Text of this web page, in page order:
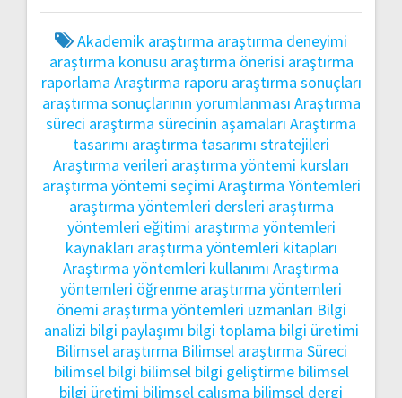
Akademik araştırma araştırma deneyimi
araştırma konusu araştırma önerisi araştırma
raporlama Araştırma raporu araştırma sonuçları
araştırma sonuçlarının yorumlanması Araştırma
süreci araştırma sürecinin aşamaları Araştırma
tasarımı araştırma tasarımı stratejileri
Araştırma verileri araştırma yöntemi kursları
araştırma yöntemi seçimi Araştırma Yöntemleri
araştırma yöntemleri dersleri araştırma
yöntemleri eğitimi araştırma yöntemleri
kaynakları araştırma yöntemleri kitapları
Araştırma yöntemleri kullanımı Araştırma
yöntemleri öğrenme araştırma yöntemleri
önemi araştırma yöntemleri uzmanları Bilgi
analizi bilgi paylaşımı bilgi toplama bilgi üretimi
Bilimsel araştırma Bilimsel araştırma Süreci
bilimsel bilgi bilimsel bilgi geliştirme bilimsel
bilgi üretimi bilimsel çalışma bilimsel dergi